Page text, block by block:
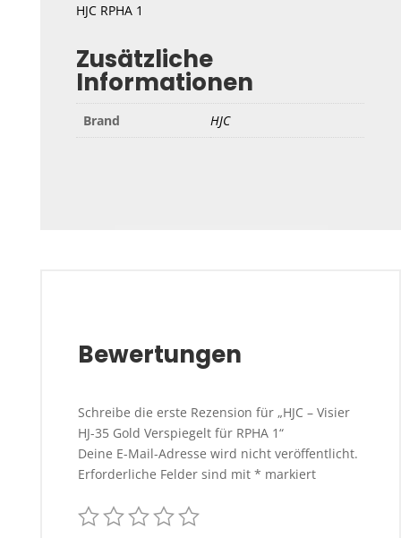
HJC RPHA 1
Zusätzliche
Informationen
Brand HJC
Bewertungen
Schreibe die erste Rezension für „HJC – Visier
HJ-35 Gold Verspiegelt für RPHA 1“
Deine E-Mail-Adresse wird nicht veröffentlicht.
Erforderliche Felder sind mit * markiert